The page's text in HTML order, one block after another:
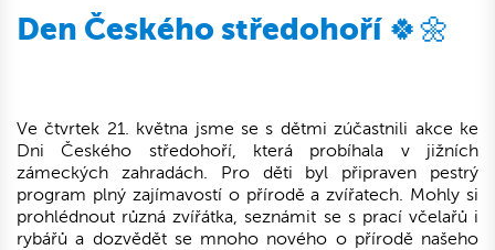
Den Českého středohoří 🍀🌼
Ve čtvrtek 21. května jsme se s dětmi zúčastnili akce ke
Dni Českého středohoří, která probíhala v jižních
zámeckých zahradách. Pro děti byl připraven pestrý
program plný zajímavostí o přírodě a zvířatech. Mohly si
prohlédnout různá zvířátka, seznámit se s prací včelařů i
rybářů a dozvědět se mnoho nového o přírodě našeho